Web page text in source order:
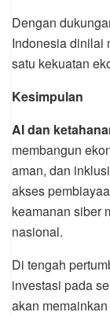
Dengan
Indonesia dinilai
satu kekuatan
Kesimpulan
AI dan
membangun
aman, dan
akses
keamanan siber
nasional.
Di tengah
investasi pada
akan